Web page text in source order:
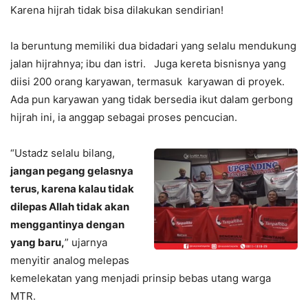
Karena hijrah tidak bisa dilakukan sendirian!
Ia beruntung memiliki dua bidadari yang selalu mendukung
jalan hijrahnya; ibu dan istri. Juga kereta bisnisnya yang
diisi 200 orang karyawan, termasuk karyawan di proyek.
Ada pun karyawan yang tidak bersedia ikut dalam gerbong
hijrah ini, ia anggap sebagai proses pencucian.
“Ustadz selalu bilang,
jangan pegang gelasnya
terus, karena kalau tidak
dilepas Allah tidak akan
menggantinya dengan
yang baru,” ujarnya
menyitir analog melepas
kemelekatan yang menjadi prinsip bebas utang warga
MTR.